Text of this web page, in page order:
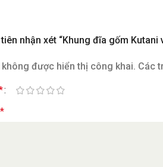
nhận xét “Khung đĩa gốm
không được hiển thị công khai. Các
*